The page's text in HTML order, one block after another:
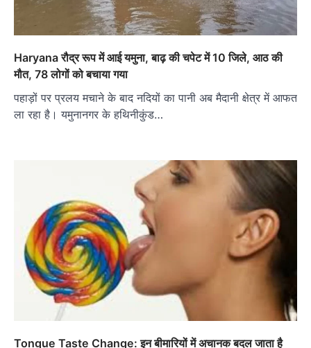
Haryana रौद्र रूप में आई यमुना, बाढ़ की चपेट में 10 जिले, आठ की
मौत, 78 लोगों को बचाया गया
पहाड़ों पर प्रलय मचाने के बाद नदियों का पानी अब मैदानी क्षेत्र में आफत
ला रहा है। यमुनानगर के हथिनीकुंड…
Tongue Taste Change: इन बीमारियों में अचानक बदल जाता है